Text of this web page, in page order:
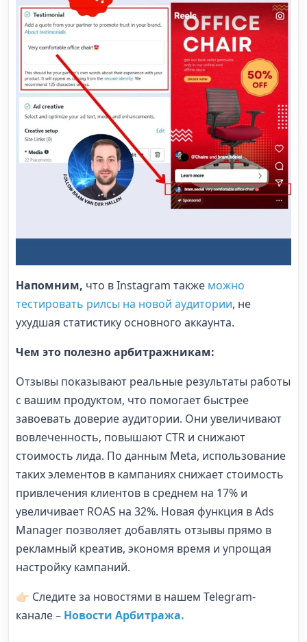
Напомним, что в Instagram также можно
тестировать рилсы на новой аудитории, не
ухудшая статистику основного аккаунта.
Чем это полезно арбитражникам:
Отзывы показывают реальные результаты работы
с вашим продуктом, что помогает быстрее
завоевать доверие аудитории. Они увеличивают
вовлеченность, повышают CTR и снижают
стоимость лида. По данным Meta, использование
таких элементов в кампаниях снижает стоимость
привлечения клиентов в среднем на 17% и
увеличивает ROAS на 32%. Новая функция в Ads
Manager позволяет добавлять отзывы прямо в
рекламный креатив, экономя время и упрощая
настройку кампаний.
👉🏻 Следите за новостями в нашем Telegram-
канале – Новости Арбитража.